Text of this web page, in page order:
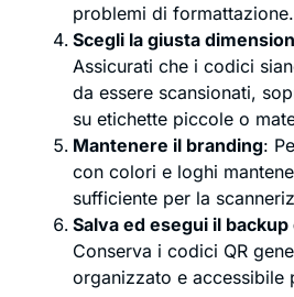
problemi di formattazione.
Scegli la giusta
Assicurati che i codici
da essere scansionati,
su etichette piccole o
Mantenere il branding:
con colori e loghi
sufficiente per la
Salva ed esegui il
Conserva i codici QR
organizzato e accessibile